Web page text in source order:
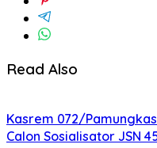
Read Also
Kasrem 072/
Calon Sosialisator JSN